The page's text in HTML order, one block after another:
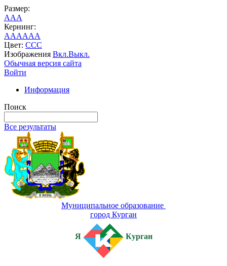
Размер:
AAA
Кернинг:
AAAAAA
Цвет: CCC
Изображения Вкл.Выкл.
Обычная версия сайта
Войти
Информация
Поиск
Все результаты
Муниципальное образование
город Курган
Я Курган